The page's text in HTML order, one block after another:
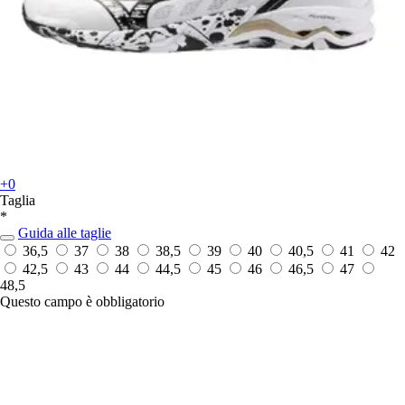
+0
Taglia
*
Guida alle taglie
36,5
37 38 38,5 39 40 40,5 41
42
42,5
43 44 44,5 45 46 46,5
47
48,5
Questo campo è obbligatorio